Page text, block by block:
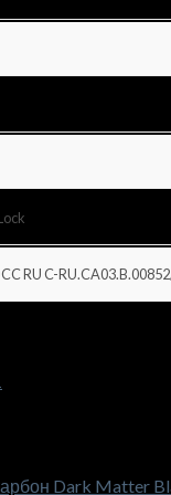
RU C-
Dark Matter